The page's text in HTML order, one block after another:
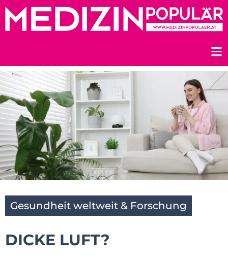
Zum
Inhalt
Gesundheit weltweit & Forschung
DICKE LUFT?